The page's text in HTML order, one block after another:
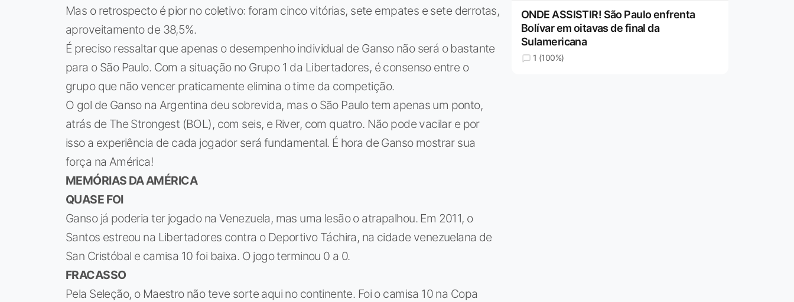
Mas o retrospecto é pior no coletivo: foram cinco vitórias, sete empates e sete derrotas,
aproveitamento de 38,5%.
É preciso ressaltar que apenas o desempenho individual de Ganso não será o bastante
para o São Paulo. Com a situação no Grupo 1 da Libertadores, é consenso entre o
grupo que não vencer praticamente elimina o time da competição.
O gol de Ganso na Argentina deu sobrevida, mas o São Paulo tem apenas um ponto,
atrás de The Strongest (BOL), com seis, e River, com quatro. Não pode vacilar e por
isso a experiência de cada jogador será fundamental. É hora de Ganso mostrar sua
força na América!
MEMÓRIAS DA AMÉRICA
QUASE FOI
Ganso já poderia ter jogado na Venezuela, mas uma lesão o atrapalhou. Em 2011, o
Santos estreou na Libertadores contra o Deportivo Táchira, na cidade venezuelana de
San Cristóbal e camisa 10 foi baixa. O jogo terminou 0 a 0.
FRACASSO
Pela Seleção, o Maestro não teve sorte aqui no continente. Foi o camisa 10 na Copa
ONDE ASSISTIR! São Paulo enfrenta
Bolívar em oitavas de final da
Sulamericana
1 (100%)